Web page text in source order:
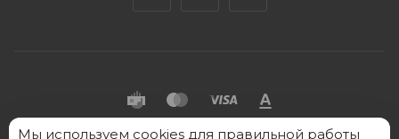
2026 © "Пять Капель" - интернет-магазин товаров
Мы используем cookies для правильной работы